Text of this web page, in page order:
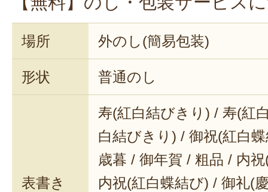
場所 外のし(簡易包装)
形状 普通のし
表書き
寿(紅白結びきり) / 寿(紅
白結びきり) / 御祝(紅白
歳暮 / 御年賀 / 粗品 / 内
内祝(紅白蝶結び) / 御礼(